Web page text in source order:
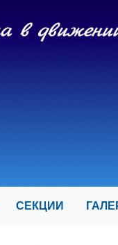
СЕКЦИИ